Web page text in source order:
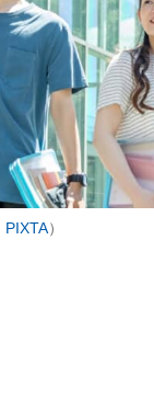
PIXTA）